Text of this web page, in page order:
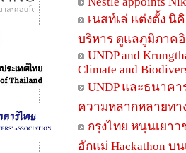
เนสท์เล่ แต่งตั้ง
บริหาร ดูแลภูมิภาค
UNDP and
Climate and
UNDP และธนาค
ความหลากหลายท
กรุงไทย หนุนเยา
ฮักแม่ Hackathon บน